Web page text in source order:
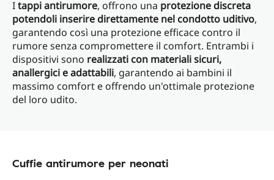
Itappi antirumore, offrono una protezione discreta
potendoli inserire direttamente nel condotto uditivo,
garantendo così una protezione efficace contro il
rumore senza compromettere il comfort. Entrambi i
dispositivi sono realizzati con materiali sicuri,
anallergici e adattabili, garantendo ai bambini il
massimo comfort e offrendo un'ottimale protezione
del loro udito.
Cuffie antirumore per neonati